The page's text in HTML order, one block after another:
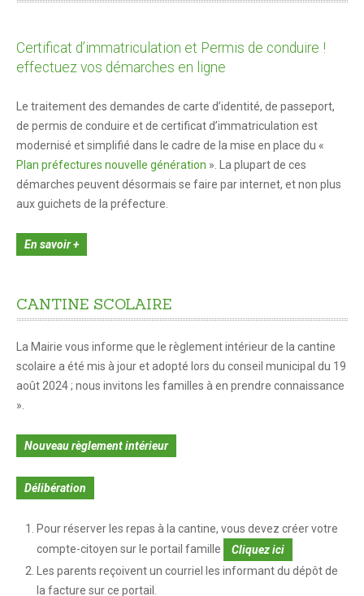
En 1 clic !
Marchés et foires
Cimetières
Intercommunalité
Maison de services au public
Marchés publics
CITOYENNETÉ
Compte-rendus des conseils municipaux
Les services municipaux
Associations
Certificat d’immatriculation et Permis de conduire !
effectuez vos démarches en ligne
Le traitement des demandes de carte d’identité, de passeport,
de permis de conduire et de certificat d’immatriculation est
modernisé et simplifié dans le cadre de la mise en place du «
Plan préfectures nouvelle génération ». La plupart de ces
démarches peuvent désormais se faire par internet, et non plus
aux guichets de la préfecture.
En savoir +
CANTINE SCOLAIRE
La Mairie vous informe que le règlement intérieur de la cantine
scolaire a été mis à jour et adopté lors du conseil municipal du 19
août 2024 ; nous invitons les familles à en prendre connaissance
».
Nouveau règlement intérieur
Délibération
Pour réserver les repas à la cantine, vous devez créer votre
compte-citoyen sur le portail famille
Cliquez ici
Les parents reçoivent un courriel les informant du dépôt de
la facture sur ce portail.